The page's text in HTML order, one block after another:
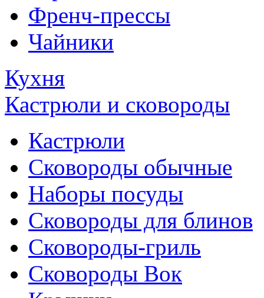
Френч-прессы
Чайники
Кухня
Кастрюли и сковороды
Кастрюли
Сковороды обычные
Наборы посуды
Сковороды для блинов
Сковороды-гриль
Сковороды Вок